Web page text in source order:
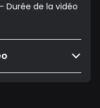
Durée de la vidéo